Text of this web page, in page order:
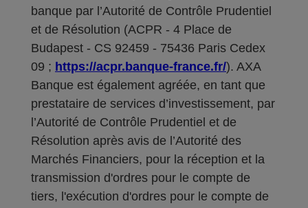
banque par l’Autorité de Contrôle Prudentiel
et de Résolution (ACPR - 4 Place de
Budapest - CS 92459 - 75436 Paris Cedex
09 ; https://acpr.banque-france.fr/). AXA
Banque est également agréée, en tant que
prestataire de services d’investissement, par
l’Autorité de Contrôle Prudentiel et de
Résolution après avis de l’Autorité des
Marchés Financiers, pour la réception et la
transmission d'ordres pour le compte de
tiers, l'exécution d'ordres pour le compte de